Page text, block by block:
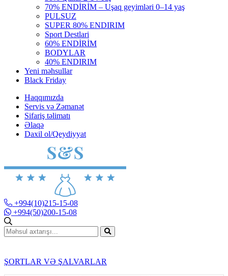
70% ENDİRİM – Uşaq geyimləri 0–14 yaş
PULSUZ
SUPER 80% ENDIRIM
Sport Destlari
60% ENDİRİM
BODYLAR
40% ENDIRIM
Yeni məhsullar
Black Friday
Haqqımızda
Servis və Zəmanət
Sifariş təlimatı
Əlaqə
Daxil ol/Qeydiyyat
+994(10)215-15-08
+994(50)200-15-08
ŞORTLAR VƏ ŞALVARLAR